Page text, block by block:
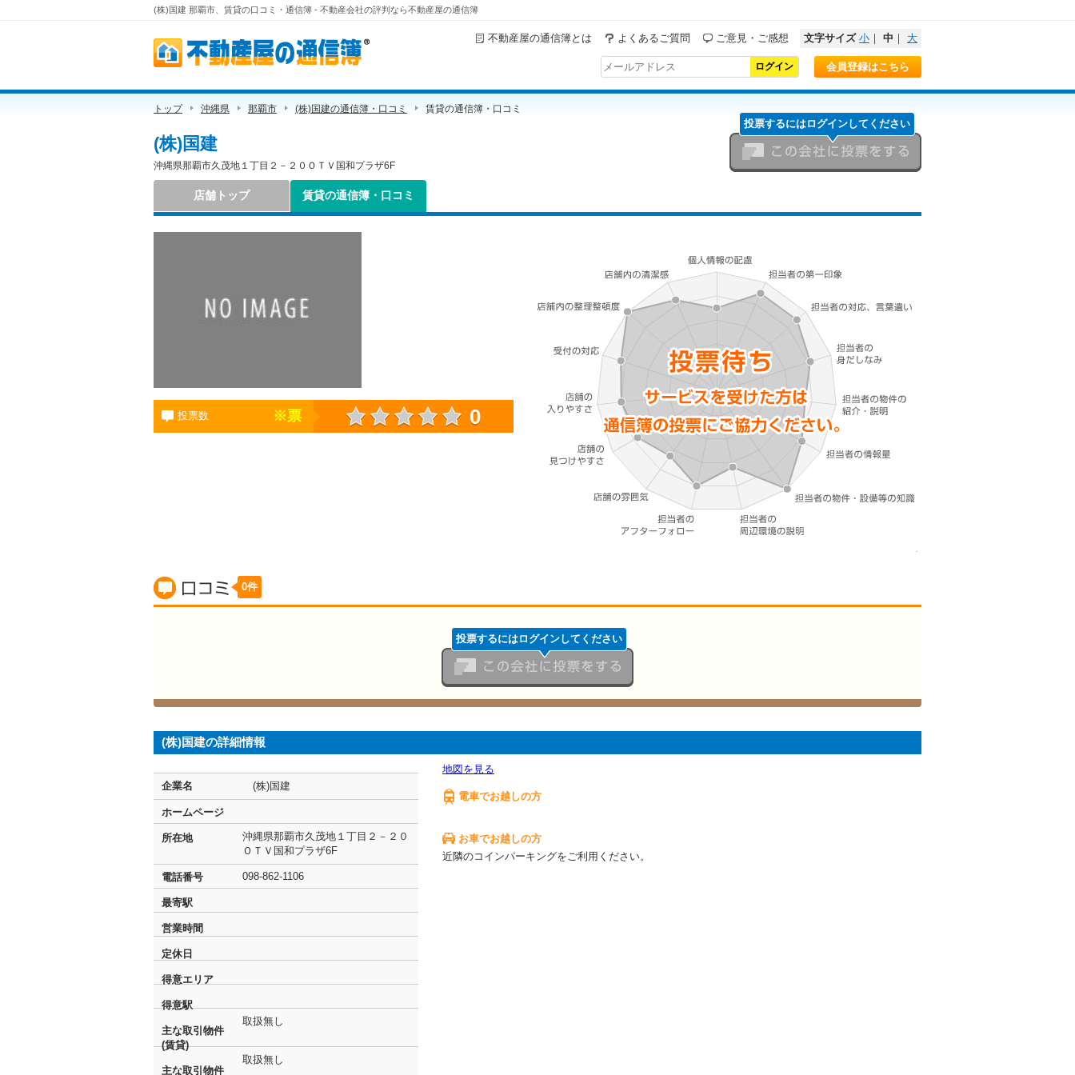
(株)国建 那覇市、賃貸の口コミ・通信簿 - 不動産会社の評判なら不動産屋の通信簿
不動産屋の通信簿とは よくあるご質問 ご意見・ご感想 文字サイズ 小 ｜ 中 ｜ 大
会員登録はこちら
トップ 沖縄県 那覇市 (株)国建の通信簿・口コミ 賃貸の通信簿・口コミ
(株)国建
沖縄県那覇市久茂地１丁目２－２０ＯＴＶ国和プラザ6F
投票するにはログインしてください
店舗トップ 賃貸の通信簿・口コミ
投票数 ※票 0
賃貸の口コミ
0件
投票するにはログインしてください
(株)国建の詳細情報
企業名 (株)国建
ホームページ
所在地
沖縄県那覇市久茂地１丁目２－２０
ＯＴＶ国和プラザ6F
電話番号 098-862-1106
最寄駅
営業時間
定休日
得意エリア
得意駅
主な取引物件
(賃貸)
取扱無し
主な取引物件
取扱無し
地図を見る
電車でお越しの方
お車でお越しの方
近隣のコインパーキングをご利用ください。